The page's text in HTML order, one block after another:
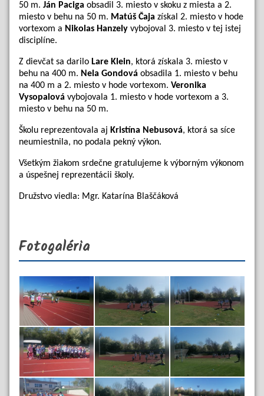
50 m. Ján Paciga obsadil 3. miesto v skoku z miesta a 2.
miesto v behu na 50 m. Matúš Čaja získal 2. miesto v hode
vortexom a Nikolas Hanzely vybojoval 3. miesto v tej istej
disciplíne.
Z dievčat sa darilo Lare Klein, ktorá získala 3. miesto v
behu na 400 m. Nela Gondová obsadila 1. miesto v behu
na 400 m a 2. miesto v hode vortexom. Veronika
Vysopalová vybojovala 1. miesto v hode vortexom a 3.
miesto v behu na 50 m.
Školu reprezentovala aj Kristína Nebusová, ktorá sa síce
neumiestnila, no podala pekný výkon.
Všetkým žiakom srdečne gratulujeme k výborným výkonom
a úspešnej reprezentácii školy.
Družstvo viedla: Mgr. Katarína Blaščáková
Fotogaléria